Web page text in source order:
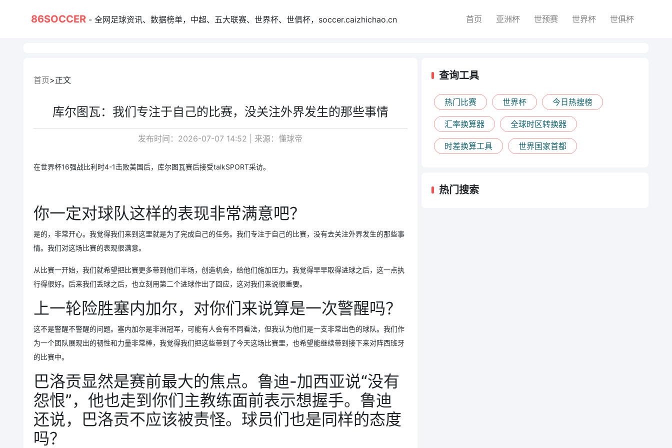
86SOCCER - 全网足球资讯、数据榜单，中超、五大联赛、世界杯、世俱杯，soccer.caizhichao.cn 首页 亚洲杯 世预赛 世界杯 世俱杯
首页 正文
库尔图瓦：我们专注于自己的比赛，没关注外界发生的那些事情
发布时间：2026-07-07 14:52 | 来源：懂球帝
在世界杯16强战比利时4-1击败美国后，库尔图瓦赛后接受talkSPORT采访。
你一定对球队这样的表现非常满意吧？
是的，非常开心。我觉得我们来到这里就是为了完成自己的任务。我们专注于自己的比赛，没有去关注外界发生的那些事
情。我们对这场比赛的表现很满意。
从比赛一开始，我们就希望把比赛更多带到他们半场，创造机会，给他们施加压力。我觉得早早取得进球之后，这一点执
行得很好。后来我们丢球之后，也立刻用第二个进球作出了回应，这对我们来说很重要。
上一轮险胜塞内加尔，对你们来说算是一次警醒吗？
这不是警醒不警醒的问题。塞内加尔是非洲冠军，可能有人会有不同看法，但我认为他们是一支非常出色的球队。我们作
为一个团队展现出的韧性和力量非常棒，我觉得我们把这些带到了今天这场比赛里，也希望能继续带到接下来对阵西班牙
的比赛中。
巴洛贡显然是赛前最大的焦点。鲁迪-加西亚说“没有
怨恨”，他也走到你们主教练面前表示想握手。鲁迪
还说，巴洛贡不应该被责怪。球员们也是同样的态度
吗？
查询工具
热门比赛 世界杯 今日热搜榜
汇率换算器 全球时区转换器
时差换算工具 世界国家首都
热门搜索